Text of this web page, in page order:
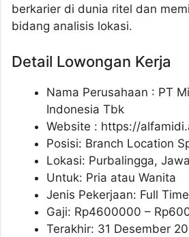
berkarier di dunia ritel dan
bidang analisis lokasi.
Detail Lowongan Kerja
Nama Perusahaan : PT
Indonesia Tbk
Website : https://
Posisi: Branch Location
Lokasi: Purbalingga,
Untuk: Pria atau Wanita
Jenis Pekerjaan: Full Time
Gaji: Rp4600000 – Rp
Terakhir: 31 Desember